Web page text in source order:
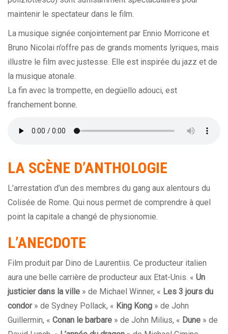
maintenir le spectateur dans le film.
La musique signée conjointement par Ennio Morricone et
Bruno Nicolai n’offre pas de grands moments lyriques, mais
illustre le film avec justesse. Elle est inspirée du jazz et de
la musique atonale.
La fin avec la trompette, en degüello adouci, est
franchement bonne.
LA SCÈNE D’ANTHOLOGIE
L’arrestation d’un des membres du gang aux alentours du
Colisée de Rome. Qui nous permet de comprendre à quel
point la capitale a changé de physionomie.
L’ANECDOTE
Film produit par Dino de Laurentiis. Ce producteur italien
aura une belle carrière de producteur aux Etat-Unis. « Un
justicier dans la ville » de Michael Winner, « Les 3 jours du
condor» de Sydney Pollack, « King Kong » de John
Guillermin, « Conan le barbare » de John Milius, « Dune » de